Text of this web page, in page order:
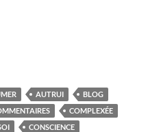
AUTRUI
BLOG
COMPLEXÉE
CONSCIENCE